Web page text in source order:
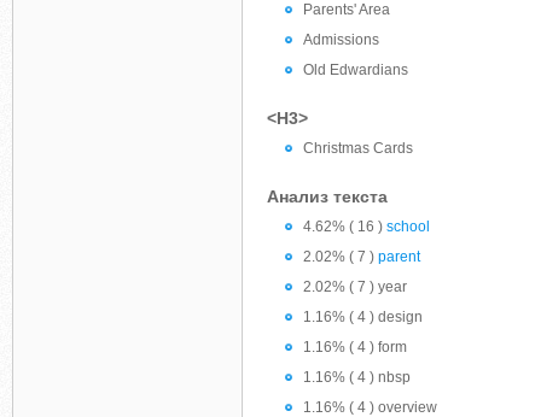
Parents' Area
Admissions
Old Edwardians
<H3>
Christmas Cards
Анализ текста
4.62% ( 16 ) school
2.02% ( 7 ) parent
2.02% ( 7 ) year
1.16% ( 4 ) design
1.16% ( 4 ) form
1.16% ( 4 ) nbsp
1.16% ( 4 ) overview